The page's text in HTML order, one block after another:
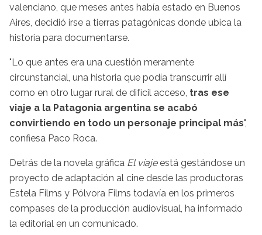
valenciano, que meses antes había estado en Buenos
Aires, decidió irse a tierras patagónicas donde ubica la
historia para documentarse.
"Lo que antes era una cuestión meramente
circunstancial, una historia que podía transcurrir allí
como en otro lugar rural de difícil acceso, tras ese
viaje a la Patagonia argentina se acabó
convirtiendo en todo un personaje principal más",
confiesa Paco Roca.
Detrás de la novela gráfica El viaje está gestándose un
proyecto de adaptación al cine desde las productoras
Estela Films y Pólvora Films todavía en los primeros
compases de la producción audiovisual, ha informado
la editorial en un comunicado.